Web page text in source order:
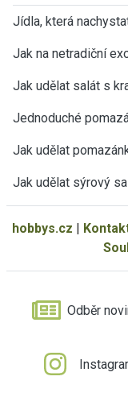
Jídla, která
Jak na netradiční
Jak udělat salát s
Jednoduché
Jak udělat
Jak udělat sýrový
hobbys.cz |
Odběr